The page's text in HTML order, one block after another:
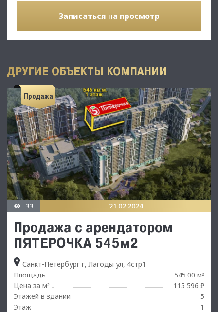
Записаться на просмотр
ДРУГИЕ ОБЪЕКТЫ КОМПАНИИ
Продажа
33 21.02.2024
Продажа с арендатором
ПЯТЕРОЧКА 545м2
Санкт-Петербург г, Лагоды ул, 4стр1
Площадь
545.00 м²
Цена за м²
115 596 ₽
Этажей в здании
5
Этаж
1